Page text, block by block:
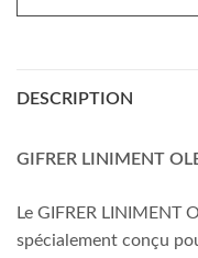
DESCRIPTION
GIFRER LINIMENT
Le GIFRER LINIMENT
spécialement conçu